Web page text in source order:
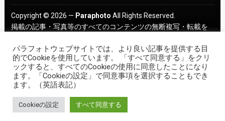
Copyright © 2026 — Paraphoto All Rights Reserved.
掲載の記事・写真等のすべてのコンテンツの無断複写・転載を
パラフォトウェブサイトでは、より良い記事を提供する目
的でCookieを使用しています。 「すべて同意する」をクリ
ックすると、すべてのCookieの使用に同意したことになり
ます。「Cookieの設定」で同意事項を選択することもでき
ます。（英語表記）
Cookieの設定 すべて同意する